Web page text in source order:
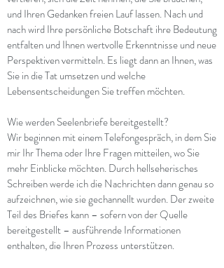
und Ihren Gedanken freien Lauf lassen. Nach und
nach wird Ihre persönliche Botschaft ihre Bedeutung
entfalten und Ihnen wertvolle Erkenntnisse und neue
Perspektiven vermitteln. Es liegt dann an Ihnen, was
Sie in die Tat umsetzen und welche
Lebensentscheidungen Sie treffen möchten.
Wie werden Seelenbriefe bereitgestellt?
Wir beginnen mit einem Telefongespräch, in dem Sie
mir Ihr Thema oder Ihre Fragen mitteilen, wo Sie
mehr Einblicke möchten. Durch hellseherisches
Schreiben werde ich die Nachrichten dann genau so
aufzeichnen, wie sie gechannellt wurden. Der zweite
Teil des Briefes kann – sofern von der Quelle
bereitgestellt – ausführende Informationen
enthalten, die Ihren Prozess unterstützen.